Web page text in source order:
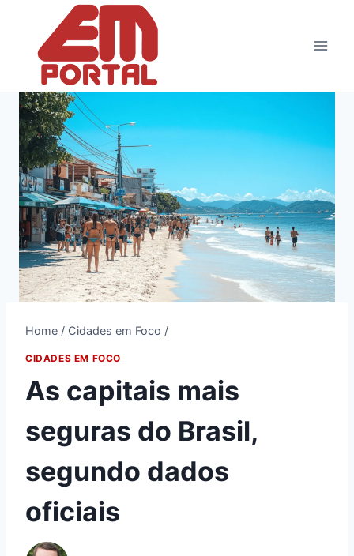
Conteúdo
Home / Cidades em Foco /
CIDADES EM FOCO
As capitais mais
seguras do Brasil,
segundo dados
oficiais